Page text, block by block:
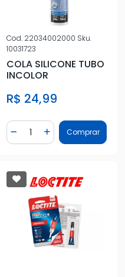
Cod. 22034002000 Sku.
10031723
COLA SILICONE TUBO
INCOLOR
R$ 24,99
Diminuir Quantidade
Quantidade
AdicionarComprar